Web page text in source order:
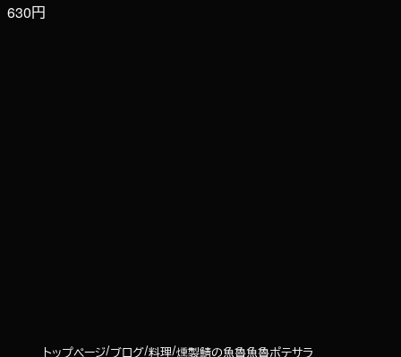
630円
トップページ ブログ 料理 燻製鯖の魚魯魚魯ポテサラ